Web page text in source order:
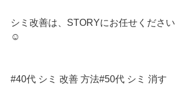
シミ改善は、STORYにお任せください
☺️
#40代 シミ 改善 方法#50代 シミ 消す